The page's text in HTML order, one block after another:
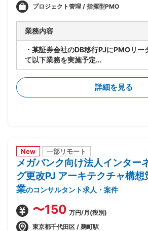
プロジェクト管理 / 指揮型PMO
業務内容
・某証券会社のDB移行PJにPMOリー
て以下業務を実施予定
-SAP ASE→DB2マイグレーションPJ
情報収集
-開発BP社の進捗状況/障害解消状況/
合的な管理
-製造/単体/結合/総合テスト(3パラレ
詳細を見る
New 一部リモート
メガバンク向け法人インター
グ更改PJ アーキテクチャ構
業のコンサルタント求人・案件
〜150 万円/月(税別)
東京都千代田区 / 麹町駅